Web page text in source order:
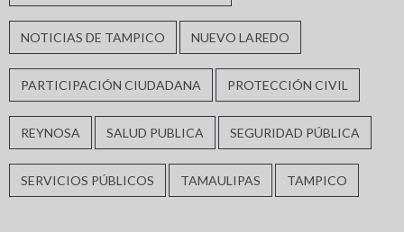
NOTICIAS DE TAMPICO NUEVO LAREDO
PARTICIPACIÓN CIUDADANA PROTECCIÓN CIVIL
REYNOSA SALUD PUBLICA SEGURIDAD PÚBLICA
SERVICIOS PÚBLICOS TAMAULIPAS TAMPICO